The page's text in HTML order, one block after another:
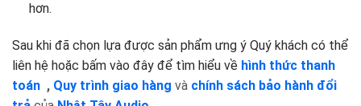
hơn.
Sau khi đã chọn lựa được sản phẩm ưng ý Quý khách có thể
liên hệ hoặc bấm vào đây để tìm hiểu về hình thức thanh
toán , Quy trình giao hàng và chính sách bảo hành đổi